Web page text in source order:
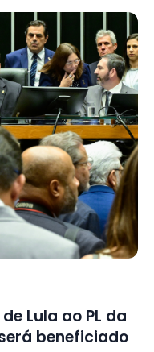
Lula ao PL da
beneficiado